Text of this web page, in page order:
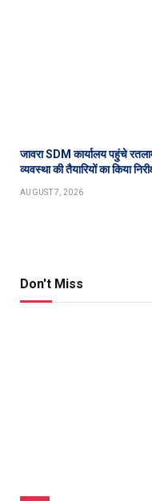
जावरा SDM कार्यालय पहुंचे
व्यवस्था की तैयारियों का किया
AUGUST 7, 2026
Don't Miss